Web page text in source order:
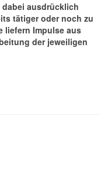
dabei ausdrücklich
tätiger oder noch zu
liefern Impulse aus
der jeweiligen